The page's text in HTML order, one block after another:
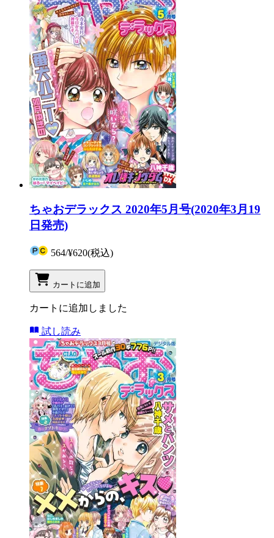
ちゃおデラックス 2020年5月号(2020年3月19
日発売)
564/¥620(税込)
カートに追加
カートに追加しました
試し読み